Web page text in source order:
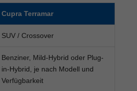
Cupra Terramar
SUV / Crossover
Benziner, Mild-Hybrid oder Plug-
in-Hybrid, je nach Modell und
Verfügbarkeit